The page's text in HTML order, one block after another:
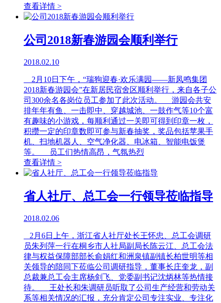
查看详情 >
公司2018新春游园会顺利举行
2018.02.10
2月10日下午，“瑞狗迎春·欢乐满园——新凤鸣集团
2018新春游园会”在新居民宿舍区顺利举行，来自各子公
司300余名各岗位员工参加了此次活动。 游园会共安
排年年有鱼、一击即中、穿越城池、一鼓作气等10个富
有趣味的小游戏，每顺利通过一关即可得到印章一枚，
积攒一定的印章数即可参与新春抽奖，奖品包括苹果手
机、扫地机器人、空气净化器、电冰箱、智能电饭煲
等。 员工们热情高昂，气氛热烈
查看详情 >
省人社厅、总工会一行领导莅临指导
2018.02.06
2月6日上午，浙江省人社厅处长王怀忠、总工会调研
员朱列萍一行在桐乡市人社局副局长陈云江、总工会法
律与权益保障部部长俞娟红和洲泉镇副镇长柏世明等相
关领导的陪同下莅临公司调研指导，董事长庄奎龙，副
总裁兼总工会主席杨剑飞、党委副书记沈炳林等热情接
待。 王处长和朱调研员听取了公司生产经营和劳动关
系等相关情况的汇报，充分肯定公司专注实业、专注化